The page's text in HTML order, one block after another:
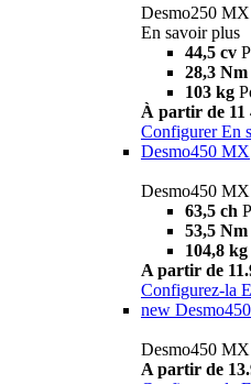
Desmo250 MX
En savoir plus
44,5 cv
28,3 Nm
103 kg
À partir de 11
Configurer En
Desmo450 MX
Desmo450 MX
63,5 ch
53,5 Nm
104,8 kg
A partir de
Configurez-la
new
Desmo450
A partir de